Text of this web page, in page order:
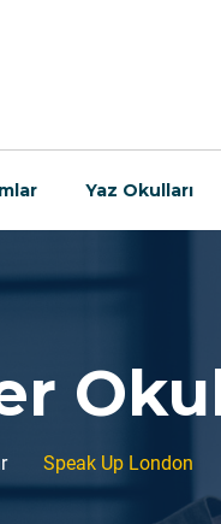
Yaz Okulları
Speak Up London